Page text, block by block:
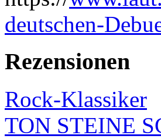
deutschen-
Rezensionen
Rock-Klassiker
TON STEINE